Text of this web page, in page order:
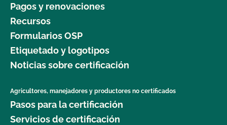
Pagos y renovaciones
Recursos
Formularios OSP
Etiquetado y logotipos
Noticias sobre certificación
Agricultores, manejadores y productores no certificados
Pasos para la certificación
Servicios de certificación